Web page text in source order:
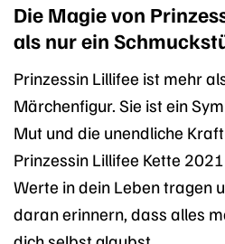
Die Magie von
als nur ein
Prinzessin Lillifee ist mehr
Märchenfigur. Sie ist ein
Mut und die unendliche
Prinzessin Lillifee Kette
Werte in dein Leben tragen
daran erinnern, dass alles